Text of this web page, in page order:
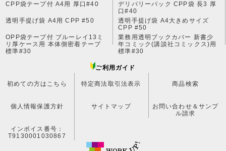
CPP袋テープ付 A4用 厚口#40
デリバリーパック CPP袋 長3 厚
口#40
透明手提げ袋 A4用 CPP #50
透明手提げ袋 A4大きめサイズ
CPP #50
OPP袋テープ付 ブルーレイ13ミ
リ厚ケース用 本体側密着テープ
標準#30
業務用透明ブックカバー 新書少
年コミック(講談社コミックス)用
標準#30
ご利用ガイド
初めての方はこちら 特定商法取引法表示 商品検索
個人情報保護方針 サイトマップ
お問い合わせ＆サンプ
ル請求
インボイス番号：
T9130001030867